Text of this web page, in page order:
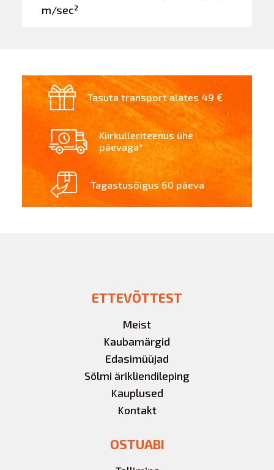
m/sec²
Tasuta transport alates 49 €
Kiirkulleriteenus ühe
päevaga*
Tagastusõigus 60 päeva
ETTEVÕTTEST
Meist
Kaubamärgid
Edasimüüjad
Sõlmi ärikliendileping
Kauplused
Kontakt
OSTUABI